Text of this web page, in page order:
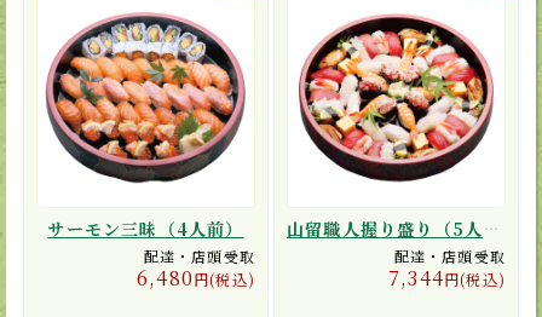
サーモン三昧（4人前）
配達・店頭受取
6,480円(税込)
山留職人握り盛り（5人前）
配達・店頭受取
7,344円(税込)